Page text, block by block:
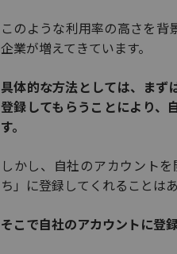
このような利用率の高さを
企業が増えてきています。
具体的な方法としては、まず
登録してもらうことにより、
す。
しかし、自社のアカウント
ち」に登録してくれることは
そこで自社のアカウントに登